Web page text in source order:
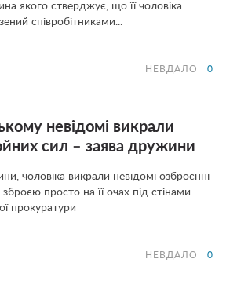
якого стверджує, що її чоловіка
співробітниками...
НЕВДАЛО | 0
невідомі викрали
сил – заява дружини
чоловіка викрали невідомі озброєнні
просто на її очах під стінами
прокуратури
НЕВДАЛО | 0